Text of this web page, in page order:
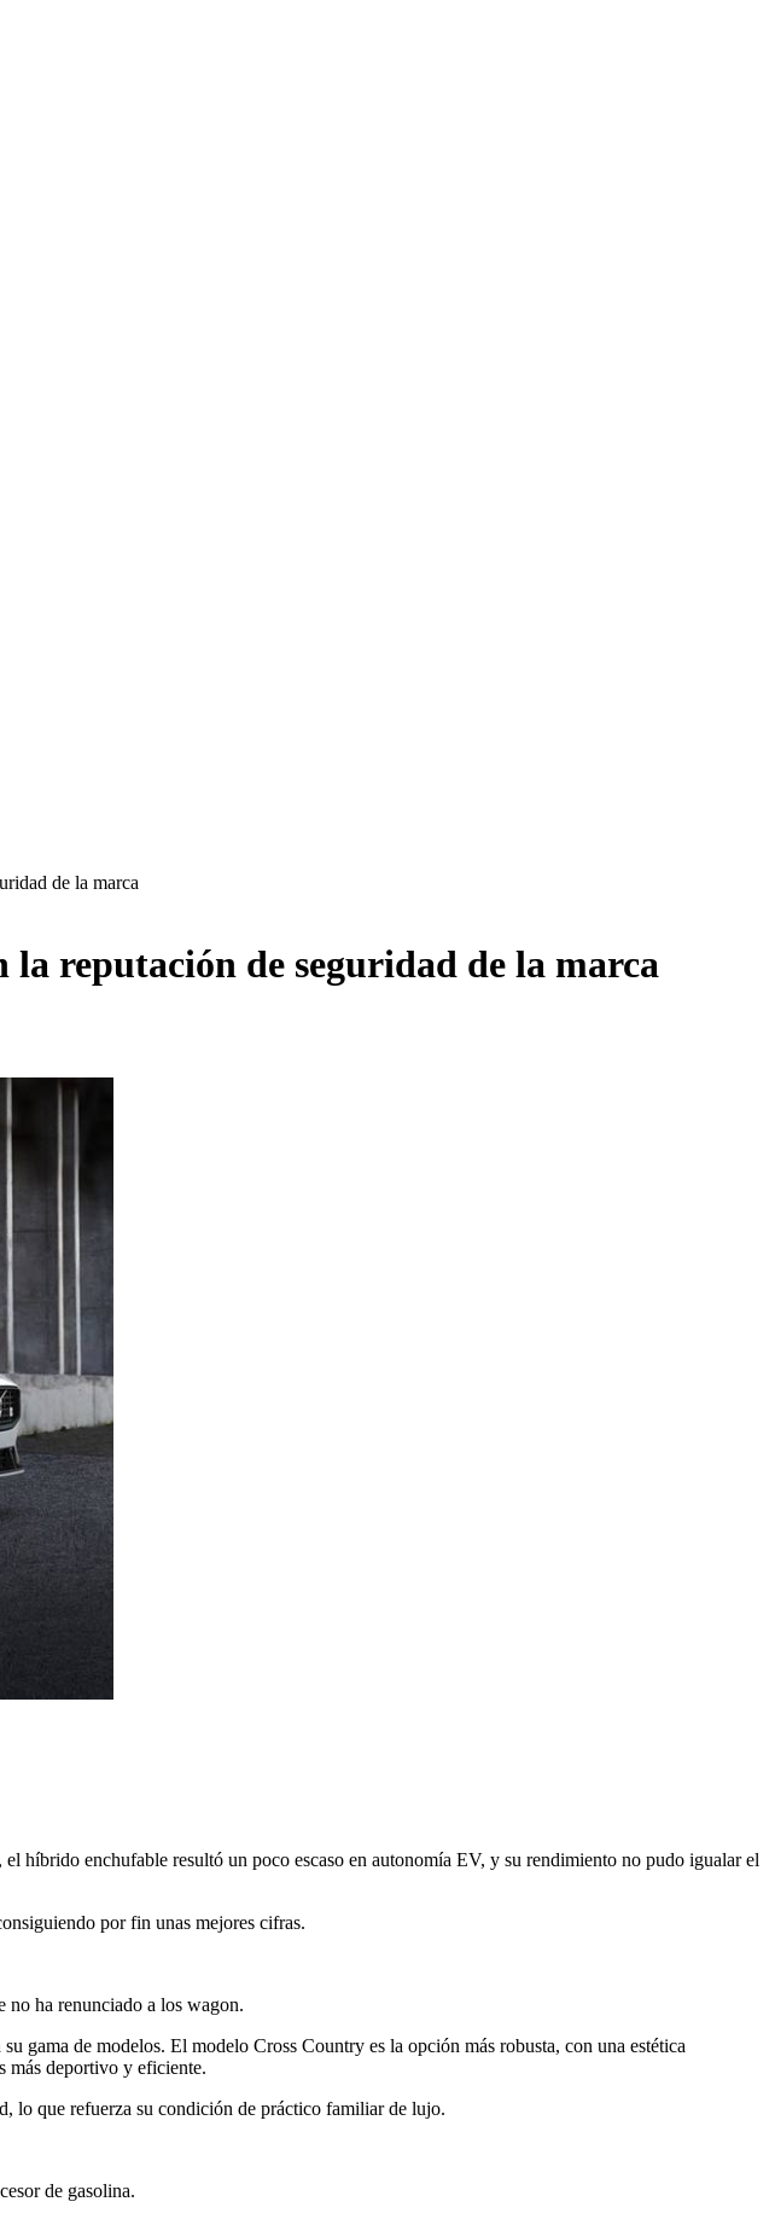
de la marca
la reputación de seguridad de la marca
híbrido enchufable resultó un poco escaso en autonomía EV, y su rendimiento no pudo igualar el
por fin unas mejores cifras.
no ha renunciado a los wagon.
gama de modelos. El modelo Cross Country es la opción más robusta, con una estética
más deportivo y eficiente.
lo que refuerza su condición de práctico familiar de lujo.
de gasolina.